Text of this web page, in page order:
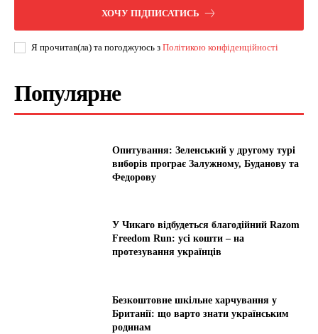
ХОЧУ ПІДПИСАТИСЬ
Я прочитав(ла) та погоджуюсь з Політикою конфіденційності
Популярне
Опитування: Зеленський у другому турі
виборів програє Залужному, Буданову та
Федорову
У Чикаго відбудеться благодійний Razom
Freedom Run: усі кошти – на
протезування українців
Безкоштовне шкільне харчування у
Британії: що варто знати українським
родинам